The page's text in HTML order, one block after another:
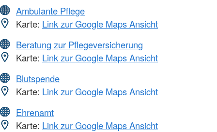
Ambulante Pflege
Karte: Link zur Google Maps Ansicht
Beratung zur Pflegeversicherung
Karte: Link zur Google Maps Ansicht
Blutspende
Karte: Link zur Google Maps Ansicht
Ehrenamt
Karte: Link zur Google Maps Ansicht